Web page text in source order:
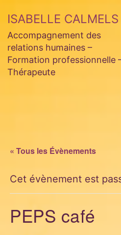
au
contenu
ISABELLE CALMELS
Accompagnement des
relations humaines –
Formation professionnelle
Thérapeute
« Tous les Évènements
Cet évènement est
PEPS café